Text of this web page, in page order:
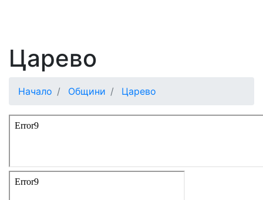
Царево
Начало Общини Царево